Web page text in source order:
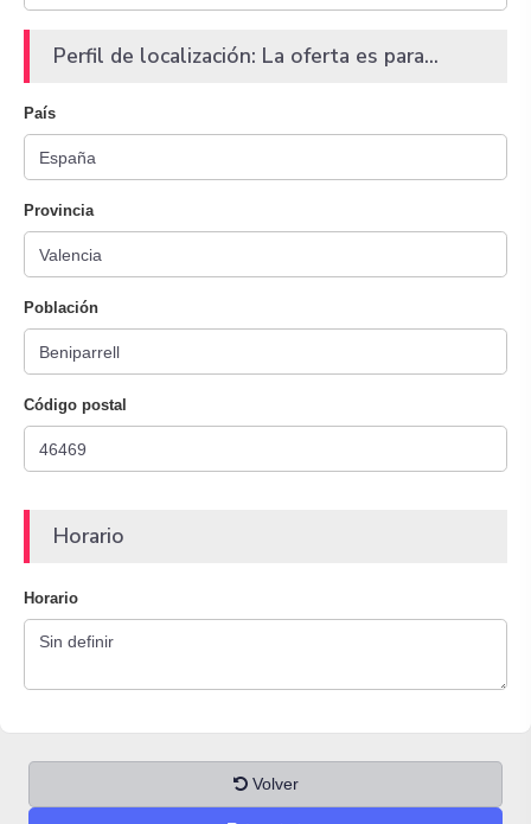
Perfil de localización: La oferta es para...
País
Provincia
Población
Código postal
Horario
Horario
Volver